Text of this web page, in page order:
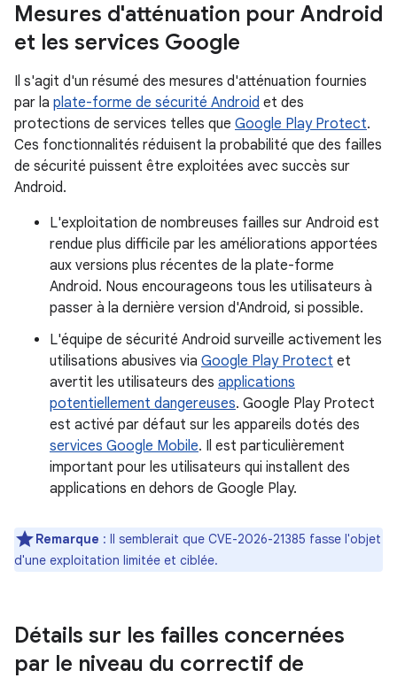
Mesures d'atténuation pour Android
et les services Google
Il s'agit d'un résumé des mesures d'atténuation fournies
par la plate-forme de sécurité Android et des
protections de services telles que Google Play Protect.
Ces fonctionnalités réduisent la probabilité que des failles
de sécurité puissent être exploitées avec succès sur
Android.
L'exploitation de nombreuses failles sur Android est
rendue plus difficile par les améliorations apportées
aux versions plus récentes de la plate-forme
Android. Nous encourageons tous les utilisateurs à
passer à la dernière version d'Android, si possible.
L'équipe de sécurité Android surveille activement les
utilisations abusives via Google Play Protect et
avertit les utilisateurs des applications
potentiellement dangereuses. Google Play Protect
est activé par défaut sur les appareils dotés des
services Google Mobile. Il est particulièrement
important pour les utilisateurs qui installent des
applications en dehors de Google Play.
Remarque : Il semblerait que CVE-2026-21385 fasse l'objet
d'une exploitation limitée et ciblée.
Détails sur les failles concernées
par le niveau du correctif de